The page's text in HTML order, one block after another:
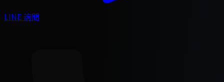
LINE 詢問